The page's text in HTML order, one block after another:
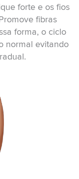
forte e os fios
fibras
forma, o ciclo
normal evitando